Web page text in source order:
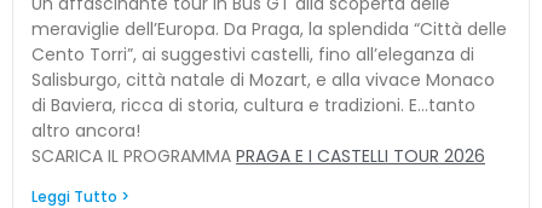
meraviglie dell’Europa. Da Praga, la splendida “Città delle
Cento Torri”, ai suggestivi castelli, fino all’eleganza di
Salisburgo, città natale di Mozart, e alla vivace Monaco
di Baviera, ricca di storia, cultura e tradizioni. E…tanto
altro ancora!
SCARICA IL PROGRAMMA PRAGA E I CASTELLI TOUR 2026
Leggi Tutto >